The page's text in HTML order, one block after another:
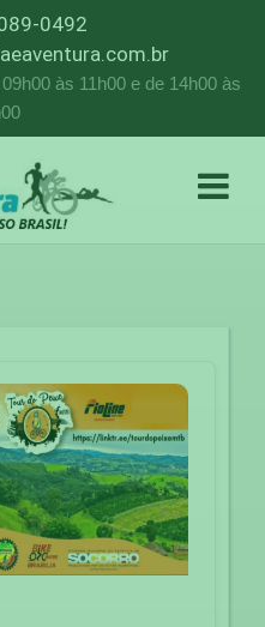
0492
às 11h00 e de 14h00 às